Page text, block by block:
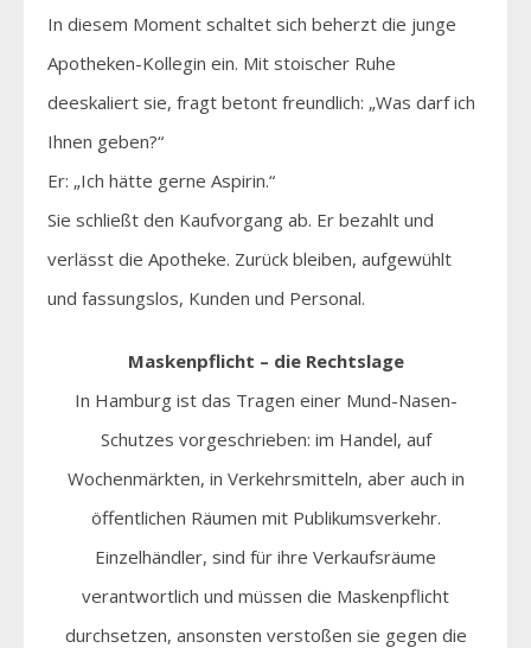
In diesem Moment schaltet sich beherzt die junge
Apotheken-Kollegin ein. Mit stoischer Ruhe
deeskaliert sie, fragt betont freundlich: „Was darf ich
Ihnen geben?“
Er: „Ich hätte gerne Aspirin.“
Sie schließt den Kaufvorgang ab. Er bezahlt und
verlässt die Apotheke. Zurück bleiben, aufgewühlt
und fassungslos, Kunden und Personal.
Maskenpflicht – die Rechtslage
In Hamburg ist das Tragen einer Mund-Nasen-
Schutzes vorgeschrieben: im Handel, auf
Wochenmärkten, in Verkehrsmitteln, aber auch in
öffentlichen Räumen mit Publikumsverkehr.
Einzelhändler, sind für ihre Verkaufsräume
verantwortlich und müssen die Maskenpflicht
durchsetzen, ansonsten verstoßen sie gegen die